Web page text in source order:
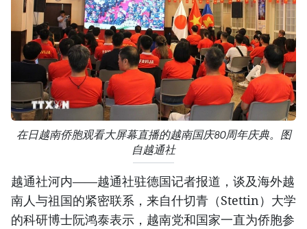
在日越南侨胞观看大屏幕直播的越南国庆80周年庆典。图
自越通社
越通社河内——越通社驻德国记者报道，谈及海外越
南人与祖国的紧密联系，来自什切青（Stettin）大学
的科研博士阮鸿泰表示，越南党和国家一直为侨胞参